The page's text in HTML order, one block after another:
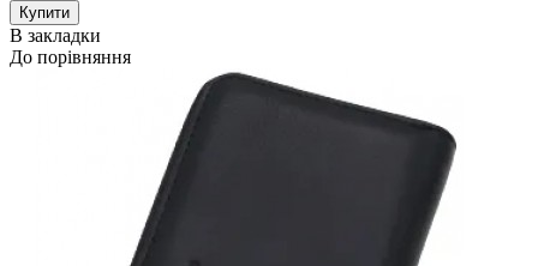
В закладки
До порівняння